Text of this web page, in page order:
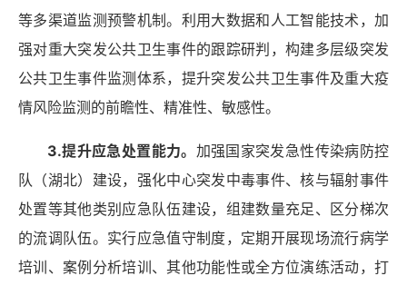
等多渠道监测预警机制。利用大数据和人工智能技术，加
强对重大突发公共卫生事件的跟踪研判，构建多层级突发
公共卫生事件监测体系，提升突发公共卫生事件及重大疫
情风险监测的前瞻性、精准性、敏感性。
3.提升应急处置能力。 加强国家突发急性传染病防控
队（湖北）建设，强化中心突发中毒事件、核与辐射事件
处置等其他类别应急队伍建设，组建数量充足、区分梯次
的流调队伍。实行应急值守制度，定期开展现场流行病学
培训、案例分析培训、其他功能性或全方位演练活动，打